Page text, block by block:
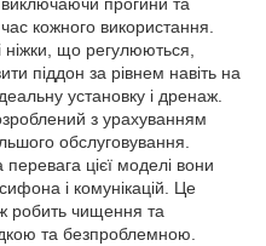
прогини та
кожного використання.
ніжки, що регулюються,
піддон за рівнем навіть на
установку і дренаж.
з урахуванням
обслуговування.
перевага цієї моделі вони
і комунікацій. Це
робить чищення та
та безпроблемною.